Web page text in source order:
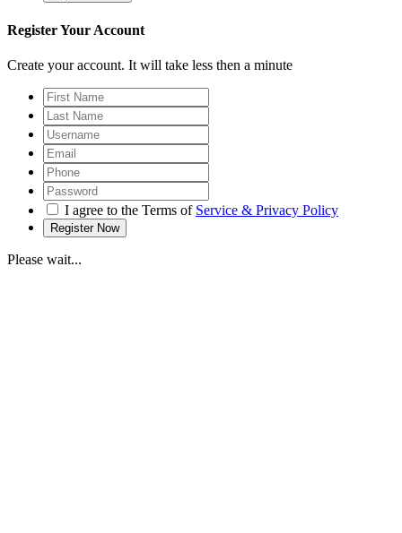
Register Your Account
Create your account. It will take less then a minute
I agree to the Terms of Service & Privacy Policy
Please wait...